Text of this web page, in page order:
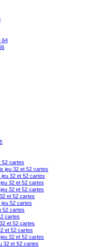
64
52 cartes
jeu 32 et 52 cartes
32 et 52 cartes
32 et 52 cartes
32 et 52 cartes
et 52 cartes
52 cartes
52 cartes
cartes
et 52 cartes
et 52 cartes
32 et 52 cartes
32 et 52 cartes